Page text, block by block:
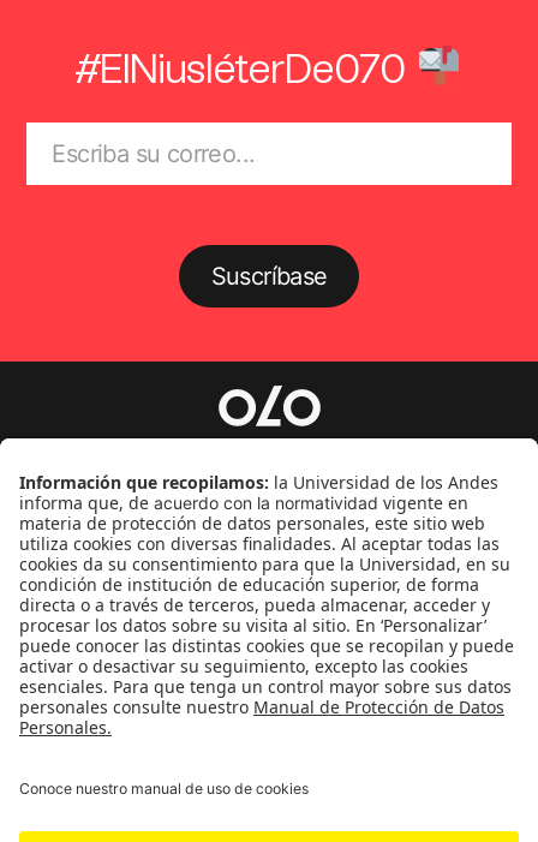
#ElNiusléterDe070
Suscríbase
Género
Política
Cultura
Medio ambiente
Medios y periodismo
Ciudad
Movilización social